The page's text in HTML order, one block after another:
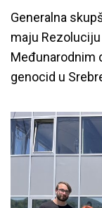
Generalna
maju
Međunarodnim
genocid u